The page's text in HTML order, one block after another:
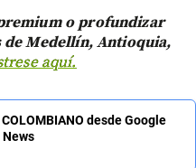
o profundizar
de Medellín, Antioquia,
aquí.
desde Google
News